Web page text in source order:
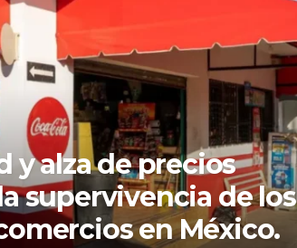
y alza de precios
supervivencia de los
en México.